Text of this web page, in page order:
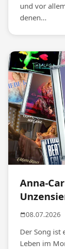
und vor
denen...
Anna-
08.07.2026
Der Song ist
Leben im